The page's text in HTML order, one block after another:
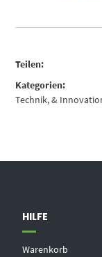
Teilen:
Kategorien:
Technik, &
HILFE
Warenkorb